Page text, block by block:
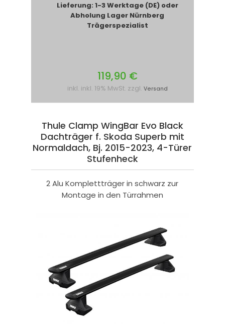
Lieferung: 1-3 Werktage (DE) oder
Abholung Lager Nürnberg
Trägerspezialist
119,90 €
inkl. inkl. 19% MwSt. zzgl. Versand
Thule Clamp WingBar Evo Black
Dachträger f. Skoda Superb mit
Normaldach, Bj. 2015-2023, 4-Türer
Stufenheck
2 Alu Komplettträger in schwarz zur
Montage in den Türrahmen